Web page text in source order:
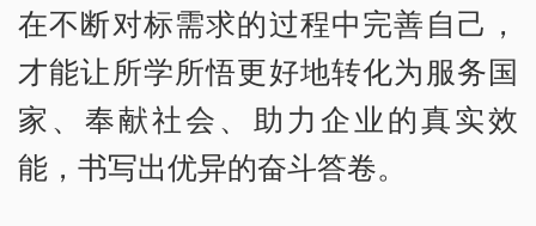
在不断对标需求的过程中完善自己，
才能让所学所悟更好地转化为服务国
家、奉献社会、助力企业的真实效
能，书写出优异的奋斗答卷。